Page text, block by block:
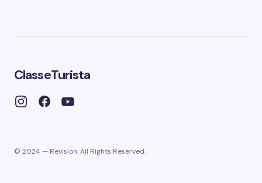
ClasseTurista
© 2024 — Revision. All Rights Reserved.